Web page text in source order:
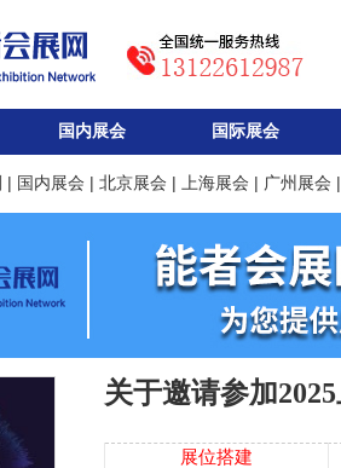
国内展会 国际展会
| 国内展会 | 北京展会 | 上海展会 | 广州展会
关于邀请参加
展位搭建